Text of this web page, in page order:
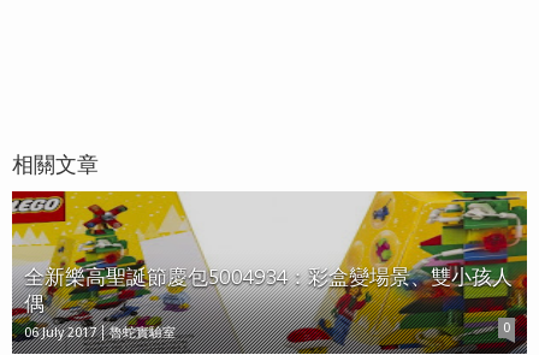
相關文章
全新樂高聖誕節慶包5004934：彩盒變場景、雙小孩人
偶
06 July 2017 魯蛇實驗室 0